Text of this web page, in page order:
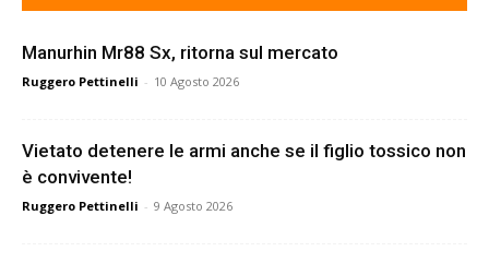
Manurhin Mr88 Sx, ritorna sul mercato
Ruggero Pettinelli - 10 Agosto 2026
Vietato detenere le armi anche se il figlio tossico non
è convivente!
Ruggero Pettinelli - 9 Agosto 2026